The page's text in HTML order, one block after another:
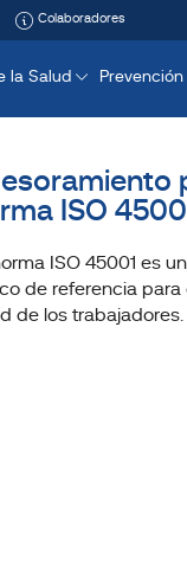
Colaboradores
la Salud Prevención
ISO
ISO 45001 es
de referencia
de los trabajadores.